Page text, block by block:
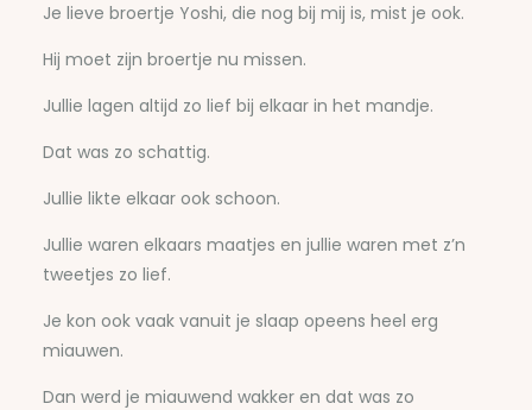
Je lieve broertje Yoshi, die nog bij mij is, mist je ook.
Hij moet zijn broertje nu missen.
Jullie lagen altijd zo lief bij elkaar in het mandje.
Dat was zo schattig.
Jullie likte elkaar ook schoon.
Jullie waren elkaars maatjes en jullie waren met z’n
tweetjes zo lief.
Je kon ook vaak vanuit je slaap opeens heel erg
miauwen.
Dan werd je miauwend wakker en dat was zo